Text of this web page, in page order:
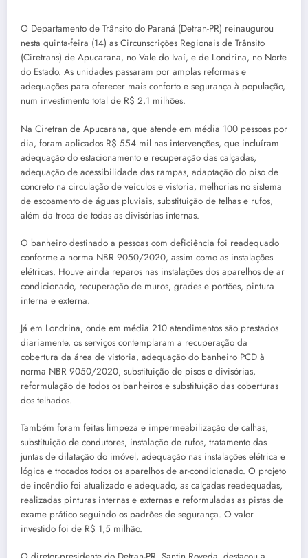
O Departamento de Trânsito do Paraná (Detran-PR) reinaugurou
nesta quinta-feira (14) as Circunscrições Regionais de Trânsito
(Ciretrans) de Apucarana, no Vale do Ivaí, e de Londrina, no Norte
do Estado. As unidades passaram por amplas reformas e
adequações para oferecer mais conforto e segurança à população,
num investimento total de R$ 2,1 milhões.
Na Ciretran de Apucarana, que atende em média 100 pessoas por
dia, foram aplicados R$ 554 mil nas intervenções, que incluíram
adequação do estacionamento e recuperação das calçadas,
adequação de acessibilidade das rampas, adaptação do piso de
concreto na circulação de veículos e vistoria, melhorias no sistema
de escoamento de águas pluviais, substituição de telhas e rufos,
além da troca de todas as divisórias internas.
O banheiro destinado a pessoas com deficiência foi readequado
conforme a norma NBR 9050/2020, assim como as instalações
elétricas. Houve ainda reparos nas instalações dos aparelhos de ar
condicionado, recuperação de muros, grades e portões, pintura
interna e externa.
Já em Londrina, onde em média 210 atendimentos são prestados
diariamente, os serviços contemplaram a recuperação da
cobertura da área de vistoria, adequação do banheiro PCD à
norma NBR 9050/2020, substituição de pisos e divisórias,
reformulação de todos os banheiros e substituição das coberturas
dos telhados.
Também foram feitas limpeza e impermeabilização de calhas,
substituição de condutores, instalação de rufos, tratamento das
juntas de dilatação do imóvel, adequação nas instalações elétrica e
lógica e trocados todos os aparelhos de ar-condicionado. O projeto
de incêndio foi atualizado e adequado, as calçadas readequadas,
realizadas pinturas internas e externas e reformuladas as pistas de
exame prático seguindo os padrões de segurança. O valor
investido foi de R$ 1,5 milhão.